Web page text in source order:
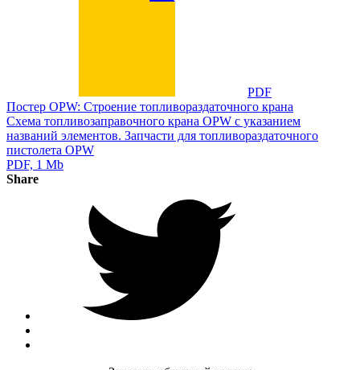
PDF
Постер OPW: Строение топливораздаточного крана
Схема топливозаправочного крана OPW с указанием
названий элементов. Запчасти для топливораздаточного
пистолета OPW
PDF, 1 Mb
Share